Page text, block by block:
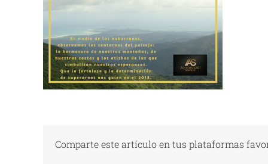
Comparte este artículo en tus plataformas